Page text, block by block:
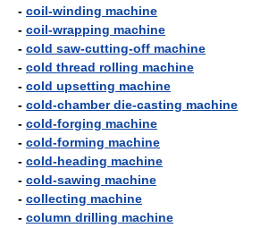
- coil-winding machine
- coil-wrapping machine
- cold saw-cutting-off machine
- cold thread rolling machine
- cold upsetting machine
- cold-chamber die-casting machine
- cold-forging machine
- cold-forming machine
- cold-heading machine
- cold-sawing machine
- collecting machine
- column drilling machine